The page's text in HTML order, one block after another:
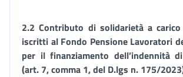
2.2 Contributo di solidarietà a
iscritti al Fondo Pensione Lavoratori
per il finanziamento dell’indennità
(art. 7, comma 1, del D.lgs n. 175/